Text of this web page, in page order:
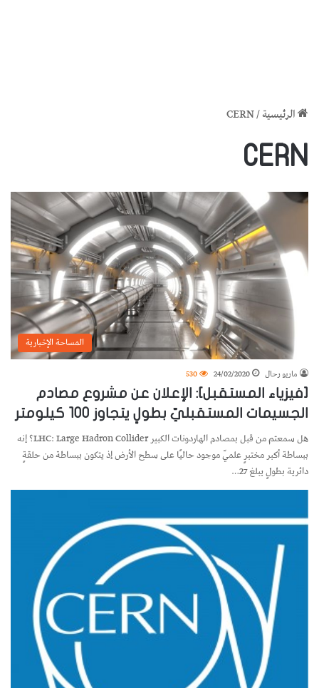
الرئيسية/
CERN
CERN
المساحة الإخبارية
ماريو رحال 24/02/2020
530
[فيزياء المستقبل]: الإعلان عن مشروع مصادم
الجسيمات المستقبليّ بطولٍ يتجاوز 100 كيلومتر
هل سمعتم من قبل بمصادم الهاردونات الكبير LHC: Large Hadron Collider؟ إنه
ببساطة أكبر مختبرٍ علميّ موجود حاليًا على سطح الأرض إذ يتكون ببساطة من حلقةٍ
دائرية بطولٍ يبلغ 27…